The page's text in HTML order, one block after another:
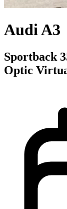
Audi A3
Sportback
Optic